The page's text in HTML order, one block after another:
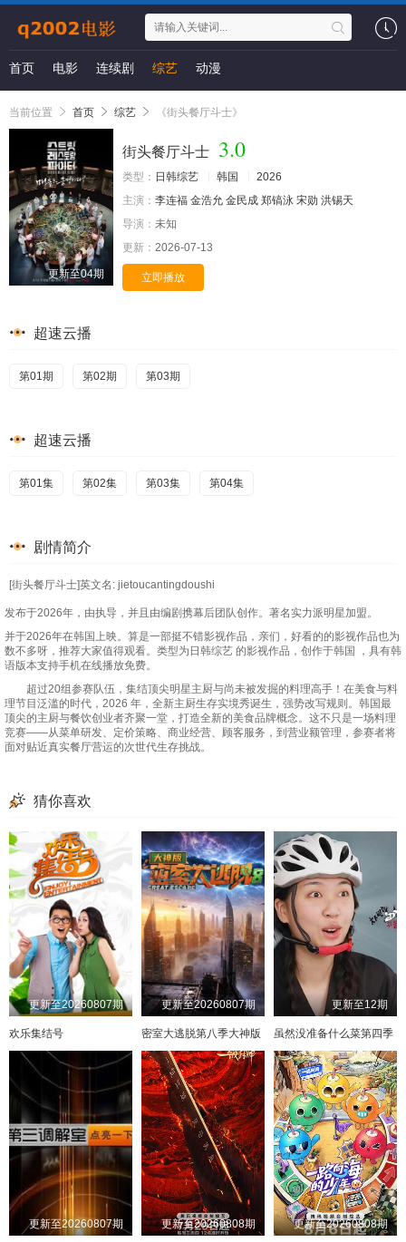
首页 电影 连续剧 综艺 动漫
当前位置 首页 综艺 《街头餐厅斗士》
更新至04期
街头餐厅斗士 3.0
类型： 日韩综艺 韩国
2026
主演： 李连福 金浩允 金民成 郑镐泳 宋勋 洪锡天
导演： 未知
更新： 2026-07-13
立即播放
超速云播
第01期 第02期 第03期
超速云播
第01集 第02集 第03集 第04集
剧情简介
[街头餐厅斗士]英文名: jietoucantingdoushi
发布于2026年，由执导，并且由编剧携幕后团队创作。著名实力派明星加盟。
并于2026年在韩国上映。算是一部挺不错影视作品，亲们，好看的的影视作品也为
数不多呀，推荐大家值得观看。类型为日韩综艺 的影视作品，创作于韩国 ，具有韩
语版本支持手机在线播放免费。
超过20组参赛队伍，集结顶尖明星主厨与尚未被发掘的料理高手！在美食与料
理节目泛滥的时代，2026 年，全新主厨生存实境秀诞生，强势改写规则。韩国最
顶尖的主厨与餐饮创业者齐聚一堂，打造全新的美食品牌概念。这不只是一场料理
竞赛——从菜单研发、定价策略、商业经营、顾客服务，到营业额管理，参赛者将
面对贴近真实餐厅营运的次世代生存挑战。
猜你喜欢
更新至20260807期
欢乐集结号
更新至20260807期
密室大逃脱第八季大神版
更新至12期
虽然没准备什么菜第四季
更新至20260807期 更新至20260808期 更新至20260808期